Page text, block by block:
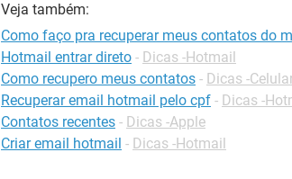
Veja também:
Como faço pra recuperar meus contatos do
Hotmail entrar direto - Dicas -Hotmail
Como recupero meus contatos - Dicas -
Recuperar email hotmail pelo cpf - Dicas -
Contatos recentes - Dicas -Apple
Criar email hotmail - Dicas -Hotmail